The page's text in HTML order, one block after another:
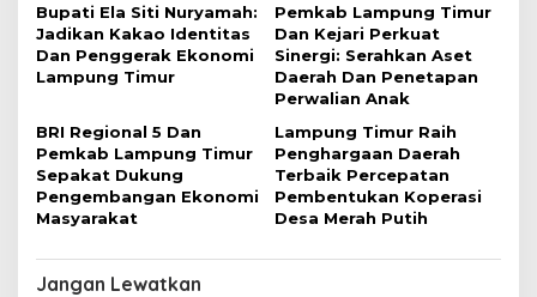
Bupati Ela Siti Nuryamah:
Jadikan Kakao Identitas
Dan Penggerak Ekonomi
Lampung Timur
Pemkab Lampung Timur
Dan Kejari Perkuat
Sinergi: Serahkan Aset
Daerah Dan Penetapan
Perwalian Anak
BRI Regional 5 Dan
Pemkab Lampung Timur
Sepakat Dukung
Pengembangan Ekonomi
Masyarakat
Lampung Timur Raih
Penghargaan Daerah
Terbaik Percepatan
Pembentukan Koperasi
Desa Merah Putih
Jangan Lewatkan